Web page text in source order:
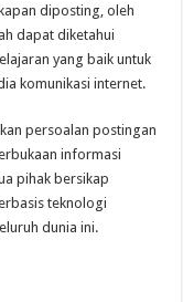
diposting, oleh
dapat diketahui
yang baik untuk
komunikasi internet.
persoalan postingan
informasi
pihak bersikap
teknologi
dunia ini.